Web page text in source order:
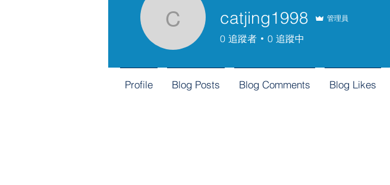
catjing1998
catjing1998 管理員
0 追蹤者 0 追蹤中
Profile Blog Posts Blog Comments Blog Likes